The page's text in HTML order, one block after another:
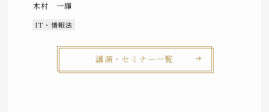
木村 一輝
IT・情報法
講演・セミナー一覧